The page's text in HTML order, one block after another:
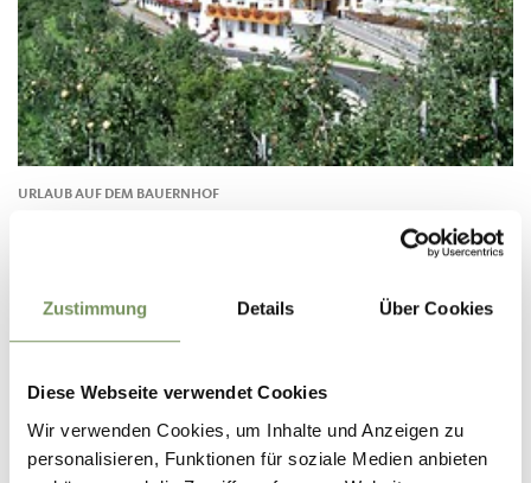
Zustimmung Details Über Cookies
Diese Webseite verwendet Cookies
Wir verwenden Cookies, um Inhalte und Anzeigen zu
personalisieren, Funktionen für soziale Medien anbieten
URLAUB AUF DEM BAUERNHOF
+39 0473 220162